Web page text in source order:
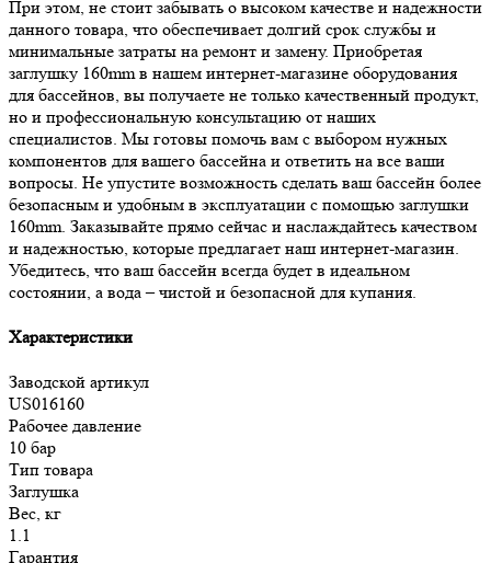
При этом, не стоит забывать о высоком качестве и надежности
данного товара, что обеспечивает долгий срок службы и
минимальные затраты на ремонт и замену. Приобретая
заглушку 160mm в нашем интернет-магазине оборудования
для бассейнов, вы получаете не только качественный продукт,
но и профессиональную консультацию от наших
специалистов. Мы готовы помочь вам с выбором нужных
компонентов для вашего бассейна и ответить на все ваши
вопросы. Не упустите возможность сделать ваш бассейн более
безопасным и удобным в эксплуатации с помощью заглушки
160mm. Заказывайте прямо сейчас и наслаждайтесь качеством
и надежностью, которые предлагает наш интернет-магазин.
Убедитесь, что ваш бассейн всегда будет в идеальном
состоянии, а вода – чистой и безопасной для купания.
Характеристики
Заводской артикул
US016160
Рабочее давление
10 бар
Тип товара
Заглушка
Вес, кг
1.1
Гарантия